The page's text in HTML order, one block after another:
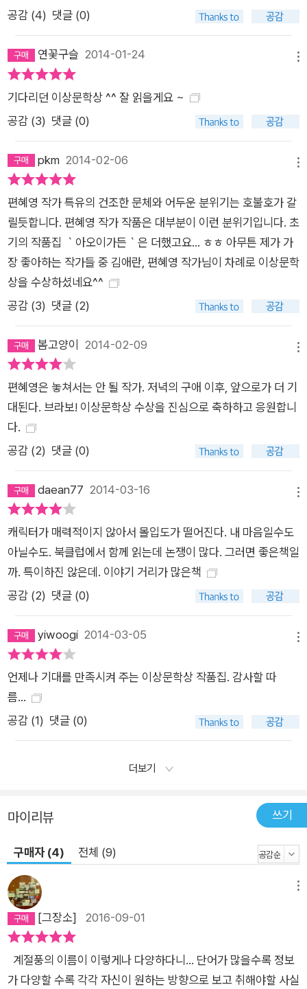
공감 (4) 댓글 (0)
연꽃구슬 2014-01-24
기다리던 이상문학상 ^^ 잘 읽을게요 ~
공감 (3) 댓글 (0)
pkm 2014-02-06
편혜영 작가 특유의 건조한 문체와 어두운 분위기는 호불호가 갈
릴듯합니다. 편혜영 작가 작품은 대부분이 이런 분위기입니다. 초
기의 작품집 ｀아오이가든｀은 더했고요... ㅎㅎ 아무튼 제가 가
장 좋아하는 작가들 중 김애란, 편혜영 작가님이 차례로 이상문학
상을 수상하셨네요^^
공감 (3) 댓글 (2)
봄고양이 2014-02-09
편혜영은 놓쳐서는 안 될 작가. 저녁의 구애 이후, 앞으로가 더 기
대된다. 브라보! 이상문학상 수상을 진심으로 축하하고 응원합니
다.
공감 (2) 댓글 (0)
daean77 2014-03-16
캐릭터가 매력적이지 않아서 몰입도가 떨어진다. 내 마음일수도
아닐수도. 북클럽에서 함께 읽는데 논쟁이 많다. 그러면 좋은책일
까. 특이하진 않은데. 이야기 거리가 많은책
공감 (2) 댓글 (0)
yiwoogi 2014-03-05
언제나 기대를 만족시켜 주는 이상문학상 작품집. 감사할 따
름...
공감 (1) 댓글 (0)
더보기
마이리뷰 쓰기
구매자 (4) 전체 (9)
[그장소] 2016-09-01
계절풍의 이름이 이렇게나 다양하다니... 단어가 많을수록 정보
가 다양할 수록 각각 자신이 원하는 방향으로 보고 취해야할 사실